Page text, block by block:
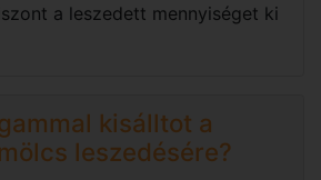
a leszedett mennyiséget ki
kisálltot a
leszedésére?